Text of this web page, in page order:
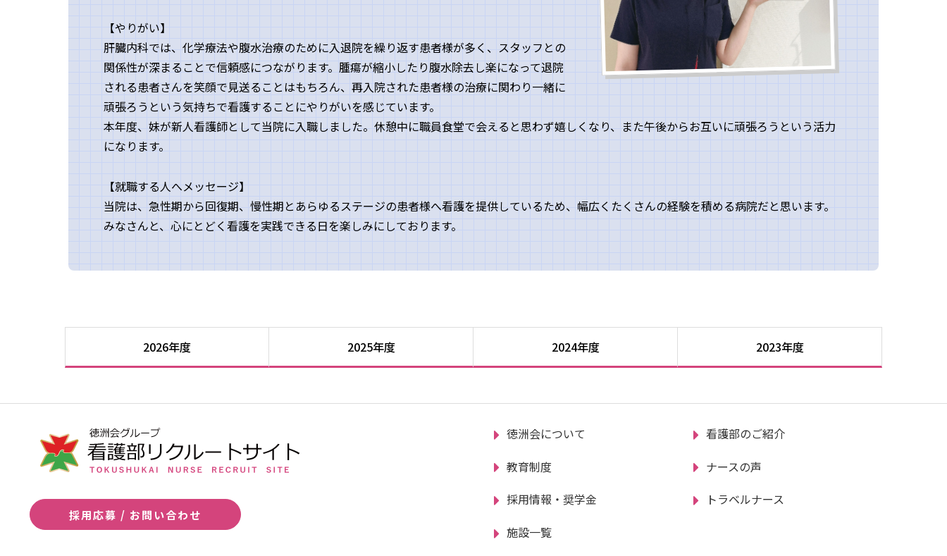
【やりがい】
肝臓内科では、化学療法や腹水治療のために入退院を繰り返す患者様が多く、スタッフとの
関係性が深まることで信頼感につながります。腫瘍が縮小したり腹水除去し楽になって退院
される患者さんを笑顔で見送ることはもちろん、再入院された患者様の治療に関わり一緒に
頑張ろうという気持ちで看護することにやりがいを感じています。
本年度、妹が新人看護師として当院に入職しました。休憩中に職員食堂で会えると思わず嬉しくなり、また午後からお互いに頑張ろうという活力
になります。
【就職する人へメッセージ】
当院は、急性期から回復期、慢性期とあらゆるステージの患者様へ看護を提供しているため、幅広くたくさんの経験を積める病院だと思います。
みなさんと、心にとどく看護を実践できる日を楽しみにしております。
2026年度 2025年度 2024年度 2023年度
採用応募 / お問い合わせ
徳洲会について
看護部のご紹介
教育制度
ナースの声
採用情報・奨学金
トラベルナース
施設一覧